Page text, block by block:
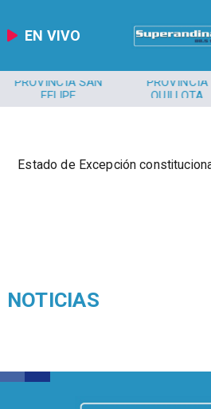
EN VIVO
PROVINCIA SAN
FELIPE
PROVINCIA
QUILLOTA
Estado de Excepción
NOTICIAS